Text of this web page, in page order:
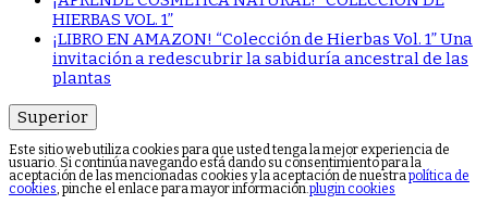
HIERBAS VOL. 1”
¡LIBRO EN AMAZON! “Colección de Hierbas Vol. 1” Una
invitación a redescubrir la sabiduría ancestral de las
plantas
Superior
Este sitio web utiliza cookies para que usted tenga la mejor experiencia de
usuario. Si continúa navegando está dando su consentimiento para la
aceptación de las mencionadas cookies y la aceptación de nuestrapolítica de
cookies, pinche el enlace para mayor información.plugin cookies